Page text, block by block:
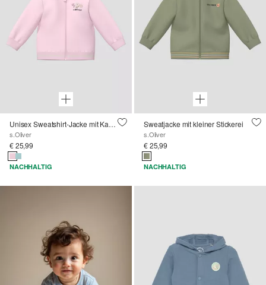
Unisex Sweatshirt-Jacke mit Kapuze und Motiv
s.Oliver
€ 25,99
NACHHALTIG
Sweatjacke mit kleiner Stickerei
s.Oliver
€ 25,99
NACHHALTIG